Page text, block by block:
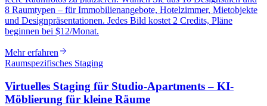
8 Raumtypen – für Immobilienangebote, Hotelzimmer, Mietobjekte
und Designpräsentationen. Jedes Bild kostet 2 Credits, Pläne
beginnen bei $12/Monat.
Mehr erfahren
Raumspezifisches Staging
Virtuelles Staging für Studio-Apartments – KI-
Möblierung für kleine Räume